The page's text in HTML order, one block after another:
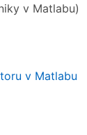
v Matlabu)
v Matlabu